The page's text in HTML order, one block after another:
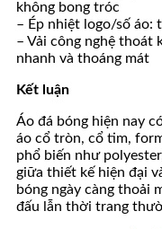
không bong tróc
– Ép nhiệt logo/số áo:
– Vải công nghệ thoát
nhanh và thoáng mát
Kết luận
Áo đá bóng hiện nay
áo cổ tròn, cổ tim,
phổ biến như
giữa thiết kế hiện đại
bóng ngày càng thoải
đấu lẫn thời trang